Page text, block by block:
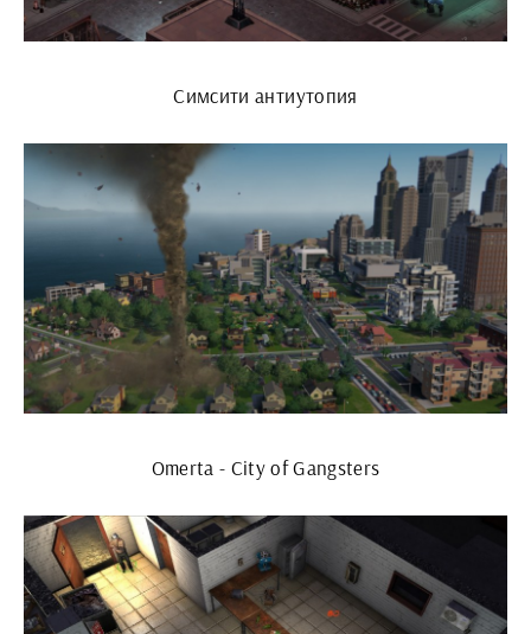
Симсити антиутопия
Omerta - City of Gangsters